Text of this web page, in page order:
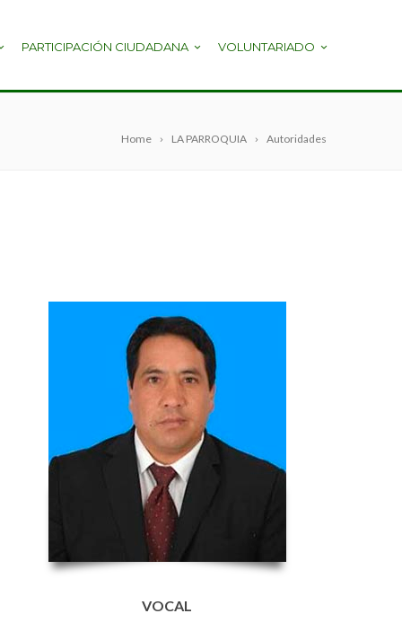
PARTICIPACIÓN CIUDADANA VOLUNTARIADO
Home LA PARROQUIA Autoridades
VOCAL